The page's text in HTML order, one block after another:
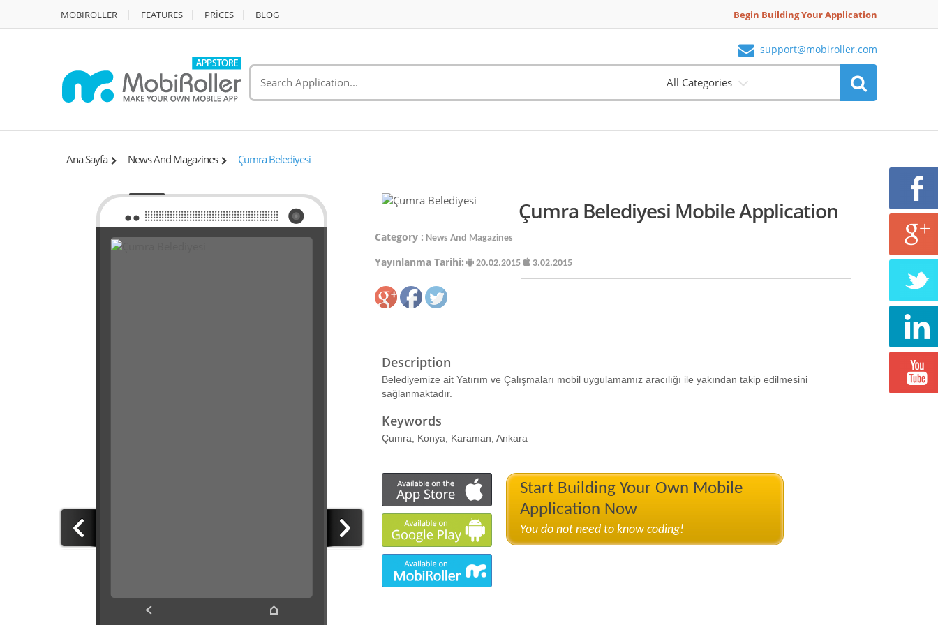
MOBIROLLER FEATURES PRİCES BLOG Begin Building Your Application
support@mobiroller.com
All Categories
Ana Sayfa News And Magazines Çumra Belediyesi
Çumra Belediyesi Mobile Application
Category : News And Magazines
Yayınlanma Tarihi: 20.02.2015 3.02.2015
Description
Belediyemize ait Yatırım ve Çalışmaları mobil uygulamamız aracılığı ile yakından takip edilmesini
sağlanmaktadır.
Keywords
Çumra, Konya, Karaman, Ankara
Start Building Your Own Mobile
Application Now
You do not need to know coding!